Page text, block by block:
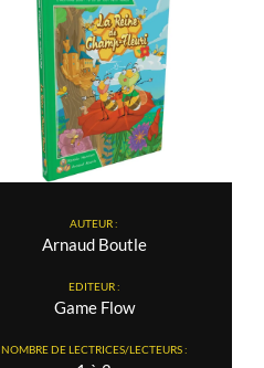
AUTEUR :
Arnaud Boutle
EDITEUR :
Game Flow
NOMBRE DE LECTRICES/LECTEURS :